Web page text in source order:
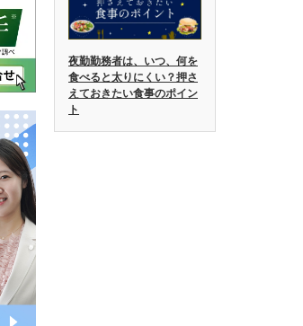
夜勤勤務者は、いつ、何を
食べると太りにくい？押さ
えておきたい食事のポイン
ト